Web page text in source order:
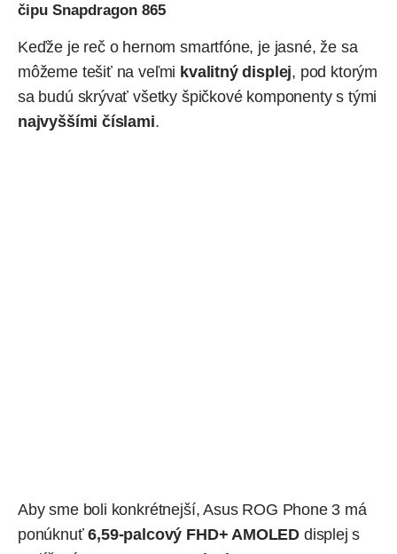
čipu Snapdragon 865
Keďže je reč o hernom smartfóne, je jasné, že sa
môžeme tešiť na veľmi kvalitný displej, pod ktorým
sa budú skrývať všetky špičkové komponenty s tými
najvyššími číslami.
Aby sme boli konkrétnejší, Asus ROG Phone 3 má
ponúknuť6,59-palcový FHD+ AMOLED displej s